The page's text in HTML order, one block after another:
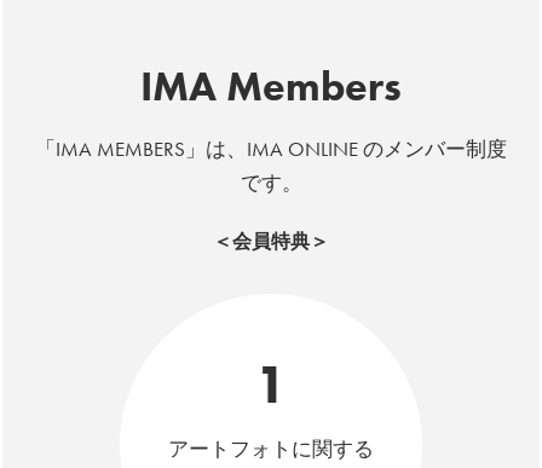
IMA Members
「IMA MEMBERS」は、IMA ONLINE のメンバー制度
です。
＜会員特典＞
1
アートフォトに関する